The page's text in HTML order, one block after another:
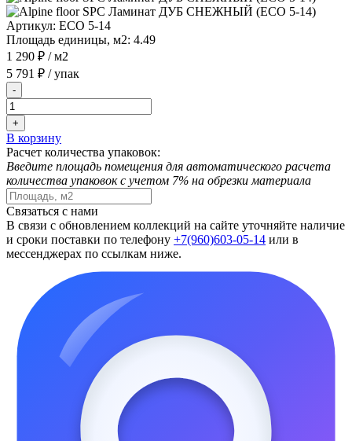
Артикул: ECO 5-14
Площадь единицы, м2: 4.49
1 290 ₽ / м2
5 791 ₽ / упак
-
+
В корзину
Расчет количества упаковок:
Введите площадь помещения для автоматического расчета
количества упаковок с учетом 7% на обрезки материала
Связаться с нами
В связи с обновлением коллекций на сайте уточняйте наличие
и сроки поставки по телефону +7(960)603-05-14 или в
мессенджерах по ссылкам ниже.